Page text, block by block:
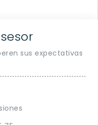
sus expectativas